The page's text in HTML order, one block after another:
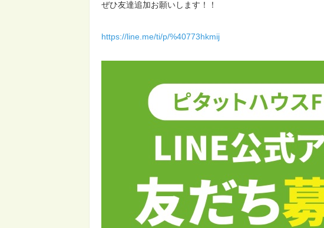
ぜひ友達追加お願いします！！
https://line.me/ti/p/%40773hkmij